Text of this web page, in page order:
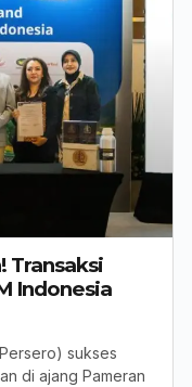
Transaksi
Indonesia
sukses
di ajang Pameran